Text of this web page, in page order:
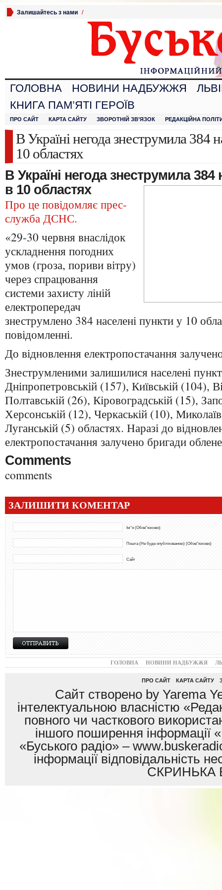
Залишайтесь з нами /
ГОЛОВНА НОВИНИ НАДБУЖЖЯ
КНИГА ПАМ’ЯТІ ГЕРОЇВ
ПРО САЙТ КАРТА САЙТУ ЗВОРОТНІЙ ЗВ’ЯЗОК РЕДАКЦІЙНА
В Україні негода знеструмила 384
10 областях
В Україні негода знеструмила 384
в 10 областях
Про це повідомляє прес-
служба ДСНС.
«29-30 червня внаслідок
ускладнення погодних
умов (гроза, пориви вітру)
через спрацювання
системи захисту ліній
електропередач
знеструмлено 384 населені пункти у 10
повідомленні.
До відновлення електропостачання
Знеструмленими залишилися населені
Дніпропетровській (157), Київській (104),
Полтавській (26), Кіровоградській (15),
Херсонській (12), Черкаській (10),
Луганській (5) областях. Наразі до
електропостачання залучено бригади
Comments
comments
ЗАЛИШИТИ КОМЕНТАР
Ім"я (Обов"язково)
Пошта (Не буде опублікованою) (Обов"язково)
Сайт
ГОЛОВНА НОВИНИ НАДБУЖЖЯ
ПРО САЙТ КАРТА САЙТУ
Сайт створено by Yarema
інтелектуальною власністю
повного чи часткового
іншого поширення інформації
«Буського радіо» –
інформації
СКРИНЬКА